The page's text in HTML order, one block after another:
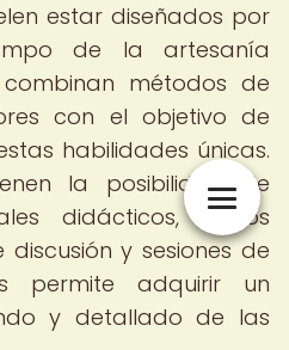
estar diseñados por
de la artesanía
métodos de
con el objetivo de
habilidades únicas.
la posibilidad de
didácticos, videos
y sesiones de
permite adquirir un
y detallado de las